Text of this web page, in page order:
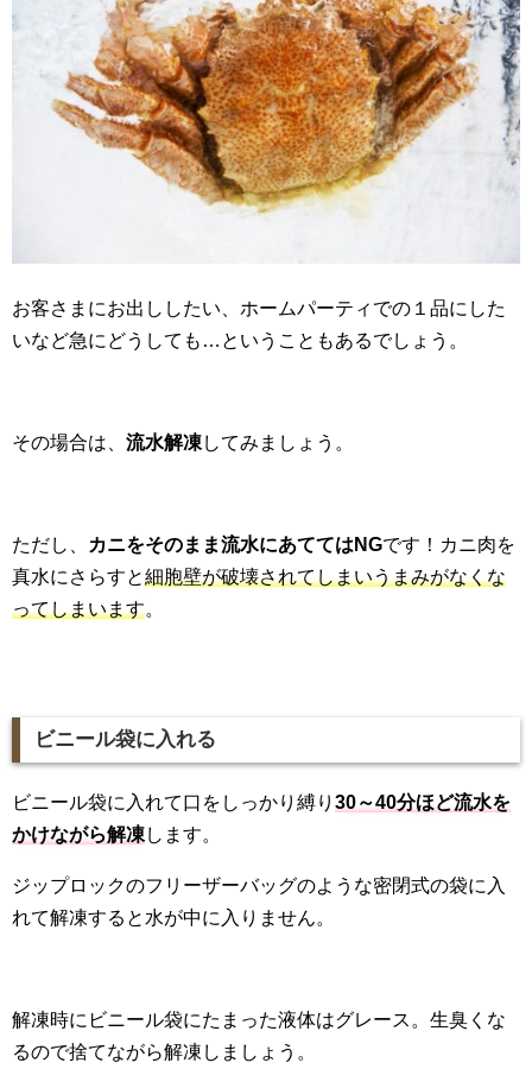
お客さまにお出ししたい、ホームパーティでの１品にした
いなど急にどうしても…ということもあるでしょう。
その場合は、 流水解凍してみましょう。
ただし、 カニをそのまま流水にあててはNGです！カニ肉を
真水にさらすと細胞壁が破壊されてしまいうまみがなくな
ってしまいます。
ビニール袋に入れる
ビニール袋に入れて口をしっかり縛り 30～40分ほど流水を
かけながら解凍します。
ジップロックのフリーザーバッグのような密閉式の袋に入
れて解凍すると水が中に入りません。
解凍時にビニール袋にたまった液体はグレース。生臭くな
るので捨てながら解凍しましょう。